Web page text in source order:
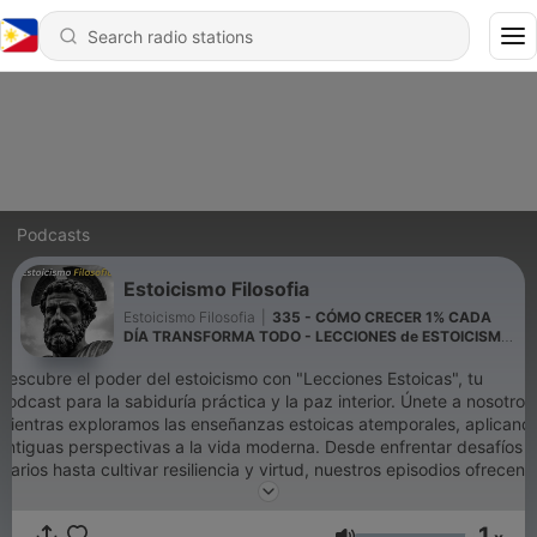
Podcasts
Estoicismo Filosofia
Estoicismo Filosofia
335 - CÓMO CRECER 1% CADA
DÍA TRANSFORMA TODO - LECCIONES de ESTOICISMO
el poder del estoicismo con "Lecciones Estoicas", tu
para la sabiduría práctica y la paz interior. Únete a nosotros
exploramos las enseñanzas estoicas atemporales,
perspectivas a la vida moderna. Desde enfrentar desafíos
hasta cultivar resiliencia y virtud, nuestros episodios ofrecen
perspectiva refrescante para cualquiera que busque una vida